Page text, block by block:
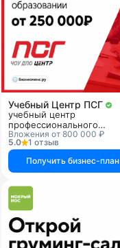
Учебный Центр ПСГ
учебный центр
профессионального
образования
Вложения от 800 000 ₽
5.0
1 отзыв
Получить бизнес-план